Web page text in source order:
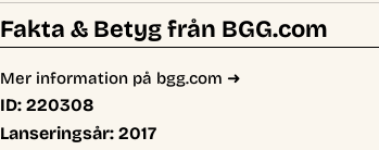
Fakta & Betyg från BGG.com
Mer information på bgg.com ➜
ID: 220308
Lanseringsår: 2017